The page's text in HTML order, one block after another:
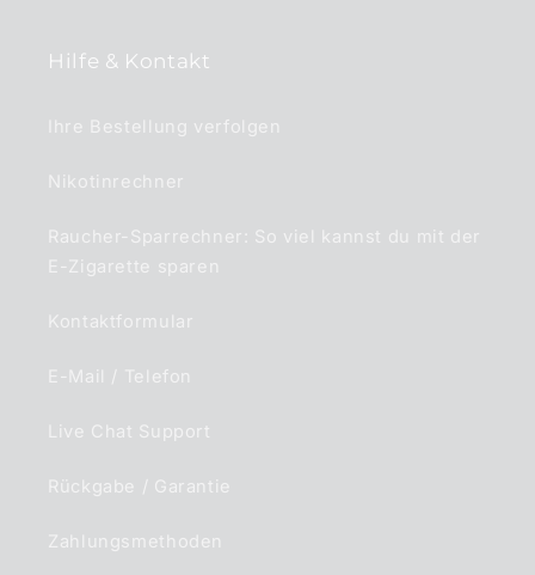
Hilfe & Kontakt
Ihre Bestellung verfolgen
Nikotinrechner
Raucher-Sparrechner: So viel kannst du mit der
E-Zigarette sparen
Kontaktformular
E-Mail / Telefon
Live Chat Support
Rückgabe / Garantie
Zahlungsmethoden